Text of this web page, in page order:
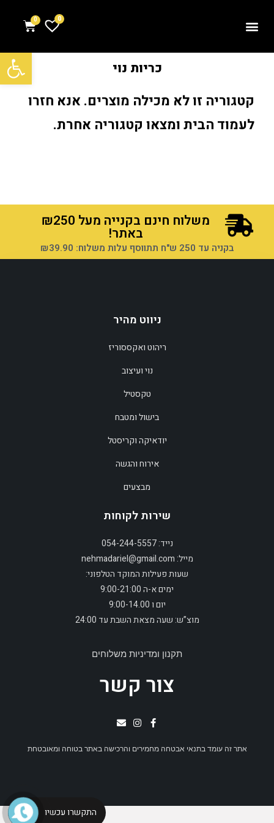
פתח סרגל נגישות
0
כריות נוי
קטגוריה זו לא מכילה מוצרים. אנא חזרו
לעמוד הבית ומצאו קטגוריה אחרת.
משלוח חינם בקנייה מעל ₪250
באתר!
בקניה עד 250 ש"ח תתווסף עלות משלוח: ₪39.90
ניווט מהיר
ריהוט ואקססוריז
נוי ועיצוב
טקסטיל
בישול ומטבח
יודאיקה וקריסטל
אירוח והגשה
מבצעים
שירות לקוחות
נייד: 054-244-5557
מייל: nehmadariel@gmail.com
שעות פעילות המוקד הטלפוני:
ימים א-ה 9:00-21:00
יום ו 9:00-14.00
מוצ”ש: שעה מצאת השבת עד 24:00
תקנון ומדיניות משלוחים
צור קשר
אתר זה עומד בתנאי אבטחה מחמירים והרכישה באתר בטוחה ומאובטחת
התקשרו עכשיו